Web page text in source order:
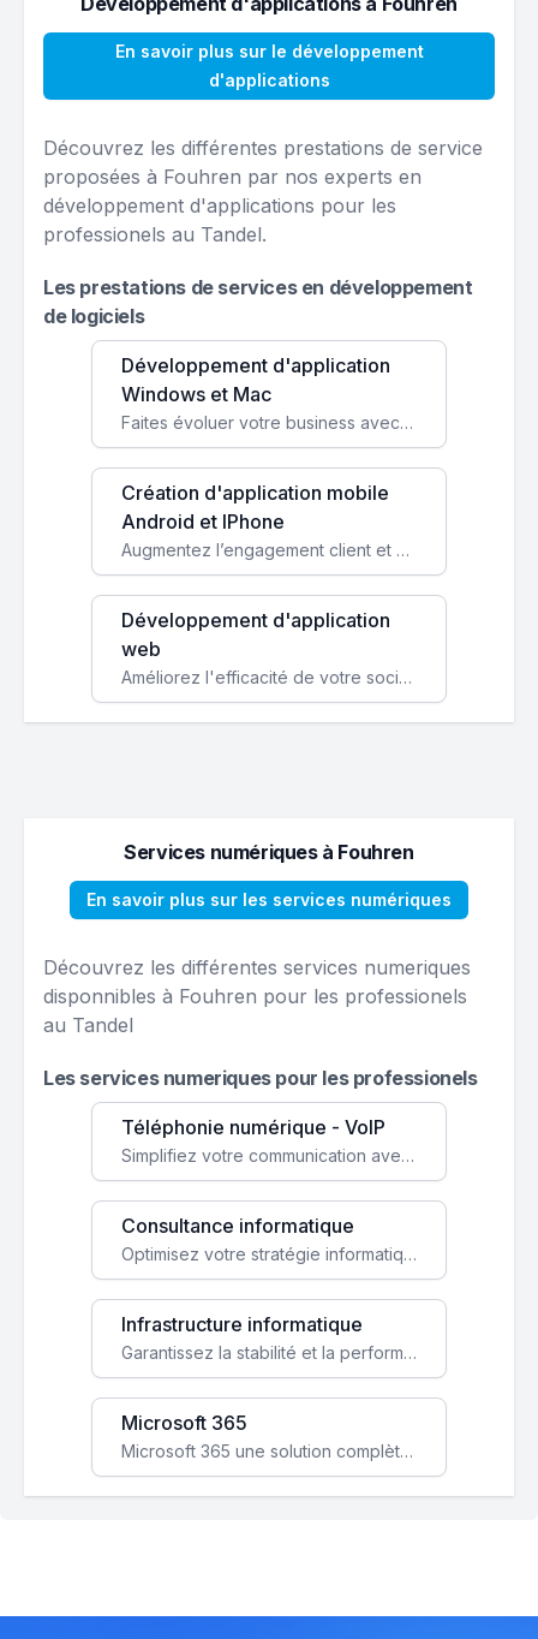
En savoir plus sur le développement
d'applications
Découvrez les différentes prestations de service
proposées à Fouhren par nos experts en
développement d'applications pour les
professionels au Tandel.
Les prestations de services en développement
de logiciels
Développement d'application
Windows et Mac
Faites évoluer votre business avec des solutions logicielles personnalisées, parfaitement adaptées à vos besoins spécifiques.
Création d'application mobile
Android et IPhone
Augmentez l’engagement client et simplifiez vos processus avec une application mobile sur mesure, disponible sur iOS et Android.
Développement d'application
web
Améliorez l'efficacité de votre société avec une application web personnalisée accessible partout et tout le temps.
Services numériques à Fouhren
En savoir plus sur les services numériques
Découvrez les différentes services numeriques
disponnibles à Fouhren pour les professionels
au Tandel
Les services numeriques pour les professionels
Téléphonie numérique - VoIP
Simplifiez votre communication avec une solution VoIP flexible, économique et adaptée à vos besoins professionnels.
Consultance informatique
Optimisez votre stratégie informatique avec l'expertise de nos consultants pour améliorer votre efficacité et sécurité.
Infrastructure informatique
Garantissez la stabilité et la performance de votre entreprise avec une infrastructure IT sécurisée et évolutive.
Microsoft 365
Microsoft 365 une solution complète qui booste votre productivité, renforce la sécurité de vos données et facilite la collaboration.